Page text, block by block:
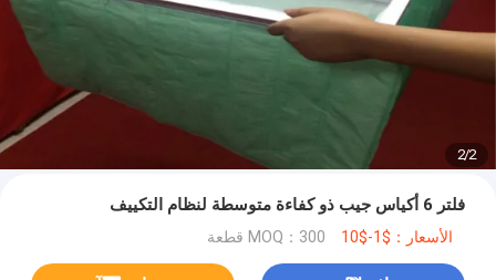
2
/
2
فلتر 6 أكياس جيب ذو كفاءة متوسطة لنظام التكييف
الأسعار：$1-$10 MOQ：300 قطعة